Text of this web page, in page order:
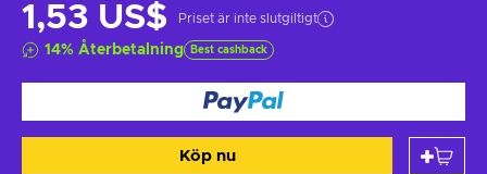
1,53 US$ Priset är inte slutgiltigt
14% Återbetalning Best cashback
Köp nu